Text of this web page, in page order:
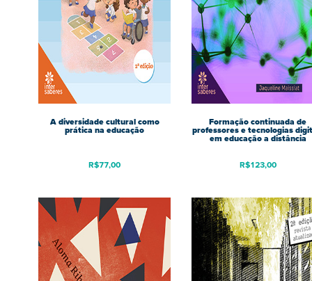
A diversidade cultural como
prática na educação
R$77,00
Formação continuada de
professores e tecnologias
em educação a distância
R$123,00